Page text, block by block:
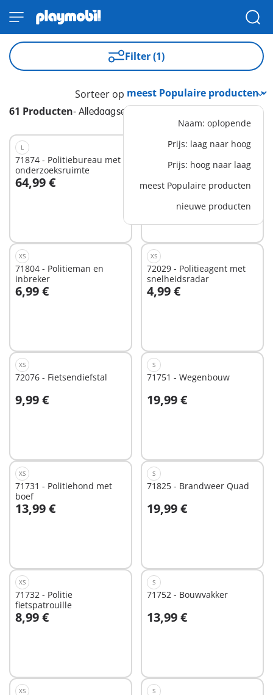
Filter (1)
61 Producten- Alledaagse helden
Sorteer op
Naam: oplopende
Prijs: laag naar hoog
Prijs: hoog naar laag
meest Populaire producten
nieuwe producten
L
71874 - Politiebureau met
onderzoeksruimte
64,99 €
In winkelwagen
71885 - Brandweer
6,99 €
In winkelwagen
XS
71804 - Politieman en
inbreker
6,99 €
In winkelwagen
XS
72029 - Politieagent met
snelheidsradar
4,99 €
In winkelwagen
XS
72076 - Fietsendiefstal
9,99 €
In winkelwagen
S
71751 - Wegenbouw
19,99 €
In winkelwagen
XS
71731 - Politiehond met
boef
13,99 €
In winkelwagen
S
71825 - Brandweer Quad
19,99 €
In winkelwagen
XS
71732 - Politie
fietspatrouille
8,99 €
In winkelwagen
S
71752 - Bouwvakker
13,99 €
In winkelwagen
XS S